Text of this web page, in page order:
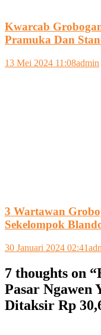
Kwarcab
Pramuka Dan
13 Mei 2024 11:08admin
3 Wartawan
Sekelompok
30 Januari 2024 02:41
7 thoughts on “
Pasar Ngawen
Ditaksir Rp